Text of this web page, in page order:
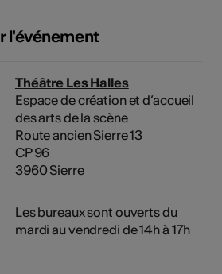
l'événement
Théâtre Les Halles
Espace de création et d’accueil
des arts de la scène
Route ancien Sierre 13
CP 96
3960 Sierre
Les bureaux sont ouverts du
mardi au vendredi de 14h à 17h